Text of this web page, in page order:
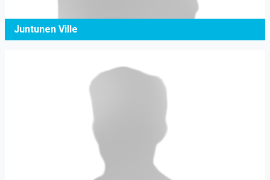
Juntunen Ville